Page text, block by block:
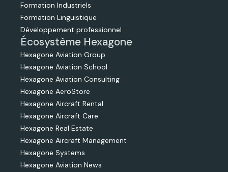
Formation Industriels
Formation Linguistique
Développement professionnel
Écosystème Hexagone
Hexagone Aviation Group
Hexagone Aviation School
Hexagone Aviation Consulting
Hexagone AeroStore
Hexagone Aircraft Rental
Hexagone Aircraft Care
Hexagone Real Estate
Hexagone Aircraft Management
Hexagone Systems
Hexagone Aviation News